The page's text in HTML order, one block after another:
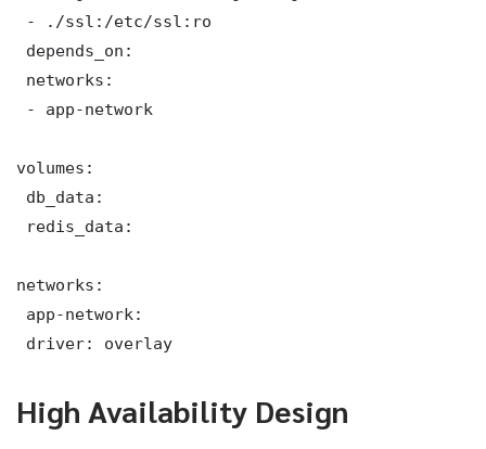
- ./ssl:/etc/ssl:ro
depends_on:
networks:
- app-network
volumes:
db_data:
redis_data:
networks:
app-network:
driver: overlay
High Availability Design